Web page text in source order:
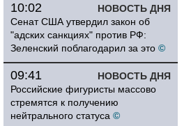
НОВОСТЬ ДНЯ
10:02
Сенат США утвердил закон об
"адских санкциях" против РФ:
Зеленский поблагодарил за это ©
НОВОСТЬ ДНЯ
09:41
Российские фигуристы массово
стремятся к получению
нейтрального статуса ©